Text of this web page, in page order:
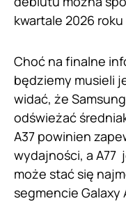
kwartale 2026
Choć na finalne
będziemy musieli
widać, że
odświeżać
A37 powinien
wydajności, a A77
może stać się
segmencie Galaxy